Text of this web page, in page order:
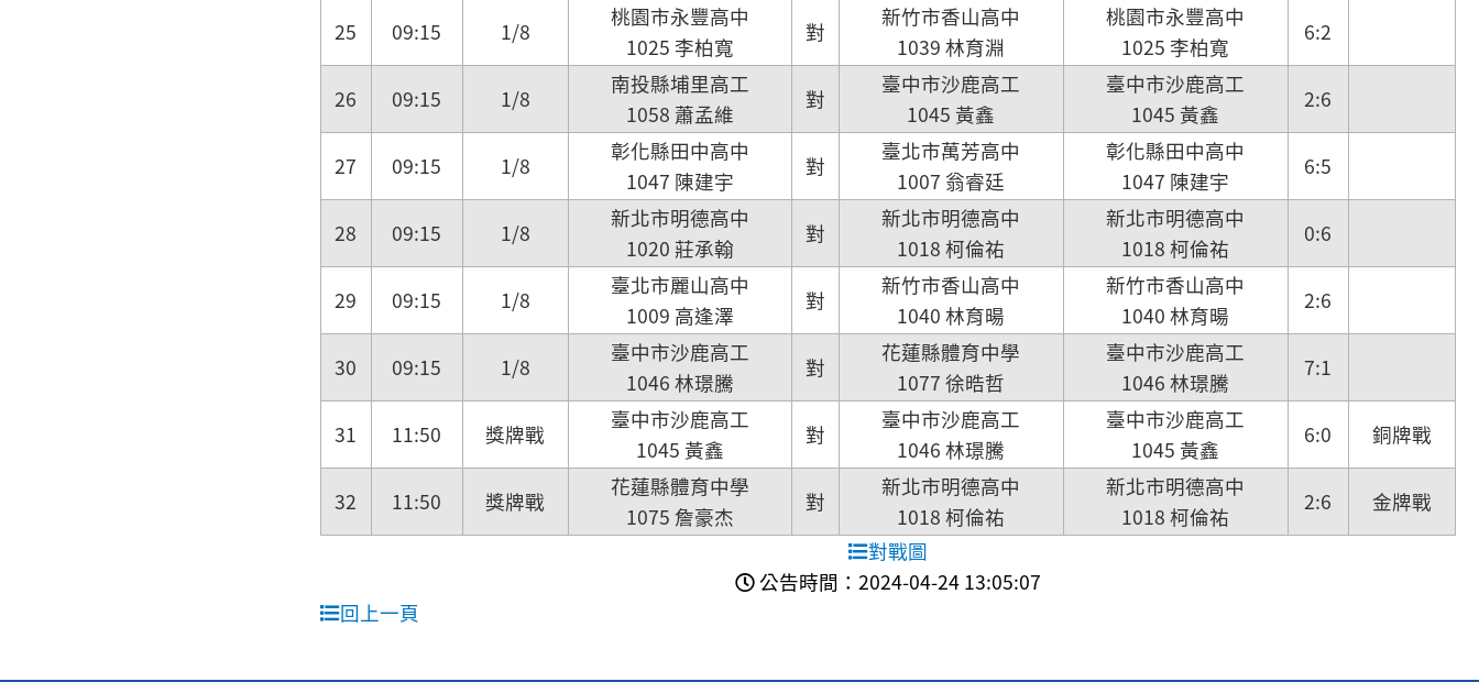
25 09:15 1/8
桃園市永豐高中
1025 李柏寬
對
新竹市香山高中
1039 林育淵
桃園市永豐高中
1025 李柏寬
6:2
26 09:15 1/8
南投縣埔里高工
1058 蕭孟維
對
臺中市沙鹿高工
1045 黃鑫
臺中市沙鹿高工
1045 黃鑫
2:6
27 09:15 1/8
彰化縣田中高中
1047 陳建宇
對
臺北市萬芳高中
1007 翁睿廷
彰化縣田中高中
1047 陳建宇
6:5
28 09:15 1/8
新北市明德高中
1020 莊承翰
對
新北市明德高中
1018 柯倫祐
新北市明德高中
1018 柯倫祐
0:6
29 09:15 1/8
臺北市麗山高中
1009 高逢澤
對
新竹市香山高中
1040 林育暘
新竹市香山高中
1040 林育暘
2:6
30 09:15 1/8
臺中市沙鹿高工
1046 林璟騰
對
花蓮縣體育中學
1077 徐晧哲
臺中市沙鹿高工
1046 林璟騰
7:1
31 11:50 獎牌戰
臺中市沙鹿高工
1045 黃鑫
對
臺中市沙鹿高工
1046 林璟騰
臺中市沙鹿高工
1045 黃鑫
6:0 銅牌戰
32 11:50 獎牌戰
花蓮縣體育中學
1075 詹豪杰
對
新北市明德高中
1018 柯倫祐
新北市明德高中
1018 柯倫祐
2:6
金牌戰
對戰圖
公告時間：2024-04-24 13:05:07
回上一頁